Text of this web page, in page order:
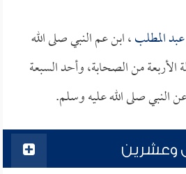
المطلب، ابن عم النبي صلى الله
الأربعة من الصحابة، وأحد السبعة
النبي صلى الله عليه وسلم.
وعشرين